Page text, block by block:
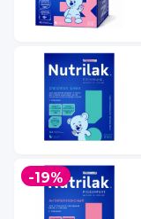
-19%